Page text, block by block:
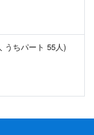
うちパート 55人)